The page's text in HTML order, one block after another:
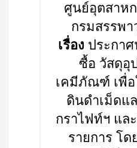
ศูนย์อุตสาห
กรมสรรพ
เรื่อง ประกา
ซื้อ วัสดุอุ
เคมีภัณฑ์ เพื่อ
ดินดำเม็ดแ
กราไฟท์ฯ แล
รายการ โด